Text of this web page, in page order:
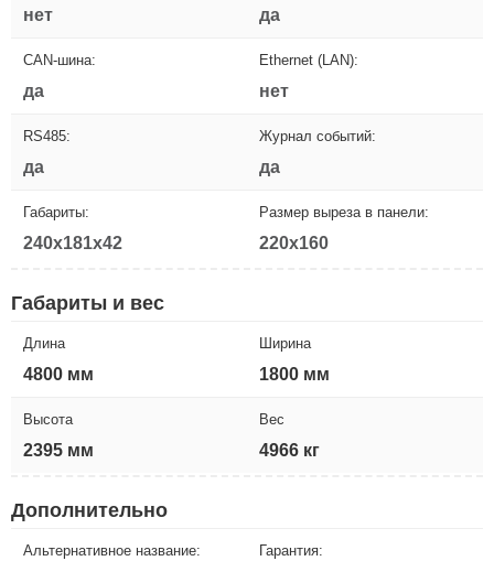
нет да
CAN-шина:
да
Ethernet (LAN):
нет
RS485:
да
Журнал событий:
да
Габариты:
240x181x42
Размер выреза в панели:
220x160
Габариты и вес
Длина
4800 мм
Ширина
1800 мм
Высота
2395 мм
Вес
4966 кг
Дополнительно
Альтернативное название: Гарантия: